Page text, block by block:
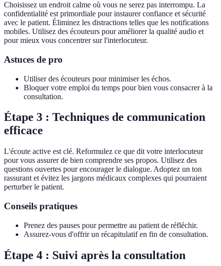
Choisissez un endroit calme où vous ne serez pas interrompu. La
confidentialité est primordiale pour instaurer confiance et sécurité
avec le patient. Éliminez les distractions telles que les notifications
mobiles. Utilisez des écouteurs pour améliorer la qualité audio et
pour mieux vous concentrer sur l'interlocuteur.
Astuces de pro
Utiliser des écouteurs pour minimiser les échos.
Bloquer votre emploi du temps pour bien vous consacrer à la
consultation.
Étape 3 : Techniques de communication
efficace
L'écoute active est clé. Reformulez ce que dit votre interlocuteur
pour vous assurer de bien comprendre ses propos. Utilisez des
questions ouvertes pour encourager le dialogue. Adoptez un ton
rassurant et évitez les jargons médicaux complexes qui pourraient
perturber le patient.
Conseils pratiques
Prenez des pauses pour permettre au patient de réfléchir.
Assurez-vous d'offrir un récapitulatif en fin de consultation.
Étape 4 : Suivi après la consultation